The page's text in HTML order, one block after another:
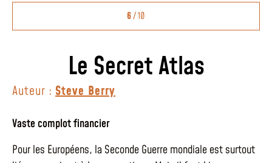
6/ 10
Le Secret Atlas
Auteur : Steve Berry
Vaste complot financier
Pour les Européens, la Seconde Guerre mondiale est surtout